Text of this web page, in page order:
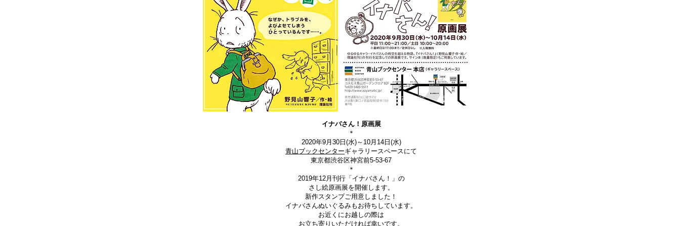
イナバさん！原画展
＊
2020年9月30日(水)～10月14日(水)
青山ブックセンターギャラリースペースにて
東京都渋谷区神宮前5-53-67
＊
2019年12月刊行「イナバさん！」の
さし絵原画展を開催します。
新作スタンプご用意しました！
イナバさんぬいぐるみもお待ちしています。
​お近くにお越しの際は
お立ち寄りいただければ幸いです。